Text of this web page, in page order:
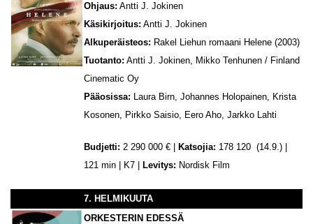
Ohjaus: Antti J. Jokinen
Käsikirjoitus: Antti J. Jokinen
Alkuperäisteos: Rakel Liehun romaani Helene (2003)
Tuotanto: Antti J. Jokinen, Mikko Tenhunen / Finland
Cinematic Oy
Pääosissa: Laura Birn, Johannes Holopainen, Krista
Kosonen, Pirkko Saisio, Eero Aho, Jarkko Lahti
Budjetti: 2 290 000 € | Katsojia: 178 120 (14.9.) |
121 min | K7 |
Levitys: Nordisk Film
7. HELMIKUUTA
ORKESTERIN EDESSÄ